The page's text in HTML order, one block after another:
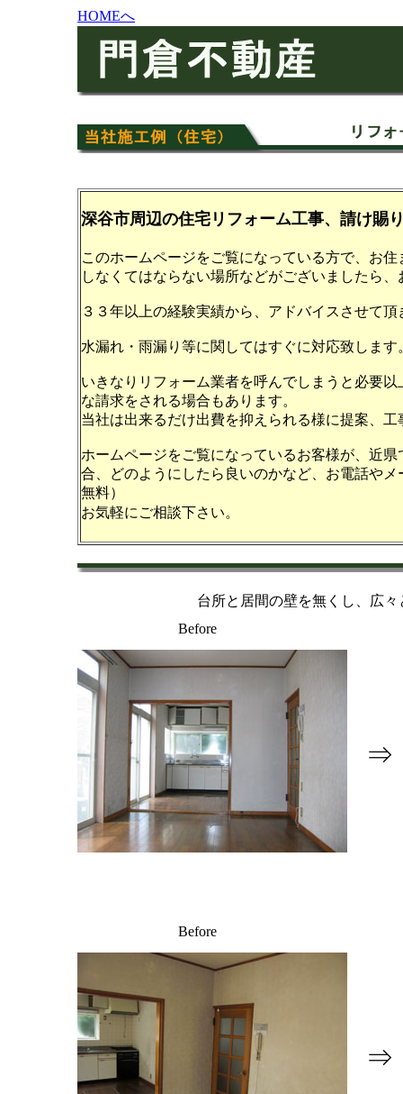
HOMEへ
深谷市周辺の住宅リフォーム工事、請け賜
このホームページをご覧になっている方で、お
しなくてはならない場所などがございましたら
３３年以上の経験実績から、アドバイスさせて頂
水漏れ・雨漏り等に関してはすぐに対応致します
いきなりリフォーム業者を呼んでしまうと必要
な請求をされる場合もあります。
当社は出来るだけ出費を抑えられる様に提案、
ホームページをご覧になっているお客様が、近
合、どのようにしたら良いのかなど、お電話や
無料）
お気軽にご相談下さい。
台所と居間の壁を無くし、広々
Before
⇒
Before
⇒